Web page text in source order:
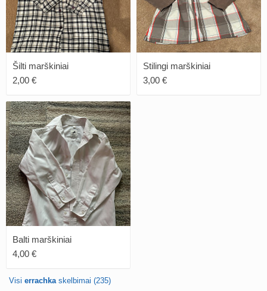
Šilti marškiniai
2,00 €
Stilingi marškiniai
3,00 €
Balti marškiniai
4,00 €
Visi errachkaskelbimai (235)